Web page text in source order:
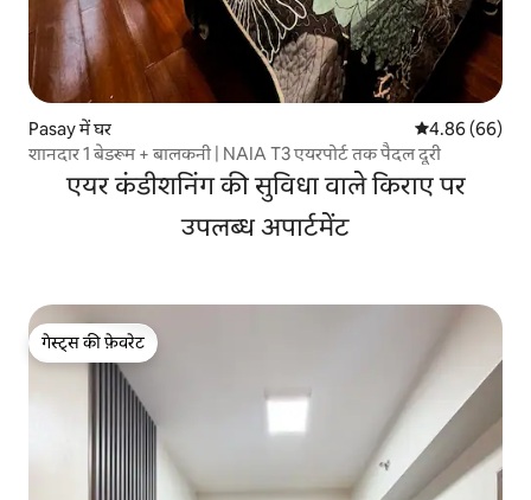
Pasay में घर औसत रेटिंग 5 में
4.86 (66)
शानदार 1 बेडरूम + बालकनी | NAIA T3 एयरपोर्ट तक पैदल दूरी
एयर कंडीशनिंग की सुविधा वाले किराए पर
उपलब्ध अपार्टमेंट
गेस्ट्स की फ़ेवरेट
गेस्ट्स की फ़ेवरेट